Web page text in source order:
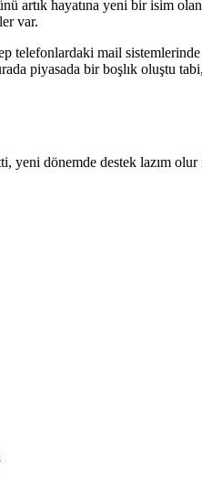
hayatına yeni bir isim
var.
telefonlardaki mail
piyasada bir boşlık oluştu
yeni dönemde destek lazım